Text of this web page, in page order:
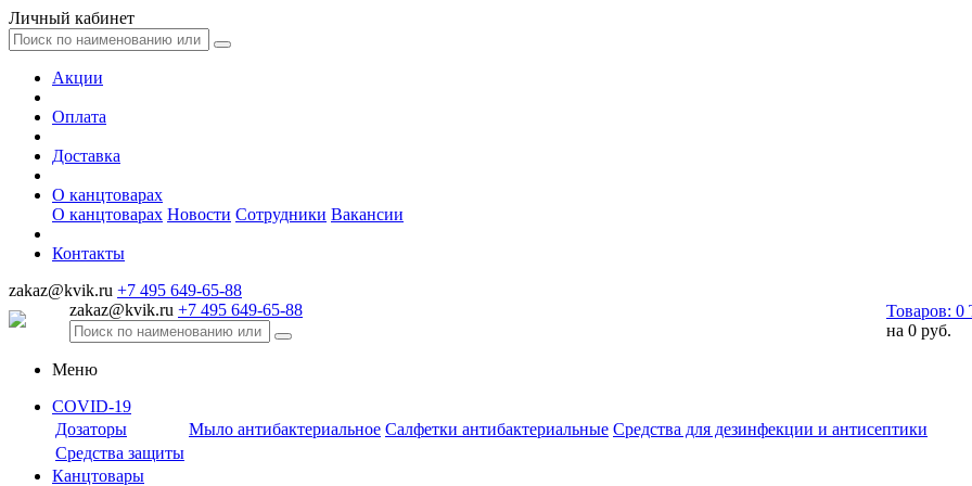
Личный кабинет
Акции
Оплата
Доставка
О канцтоварах
О канцтоварах Новости Сотрудники Вакансии
Контакты
zakaz@kvik.ru +7 495 649-65-88
zakaz@kvik.ru +7 495 649-65-88 Товаров: 0
на 0 руб.
Меню
COVID-19
Дозаторы
Мыло антибактериальное Салфетки антибактериальные Средства для дезинфекции и антисептики
Средства защиты
Канцтовары